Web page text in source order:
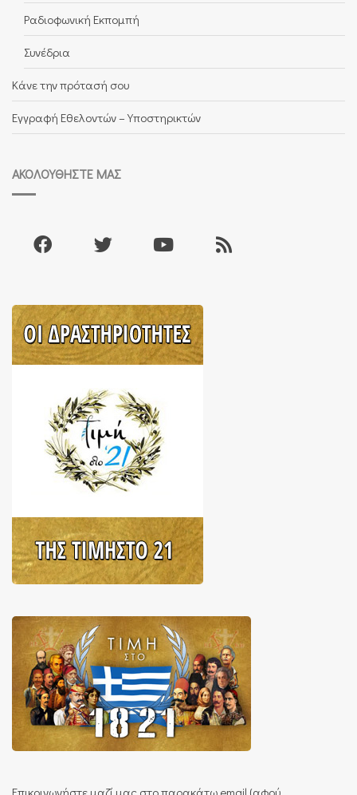
Ραδιοφωνική Εκπομπή
Συνέδρια
Κάνε την πρότασή σου
Εγγραφή Εθελοντών – Υποστηρικτών
ΑΚΟΛΟΥΘΉΣΤΕ ΜΑΣ